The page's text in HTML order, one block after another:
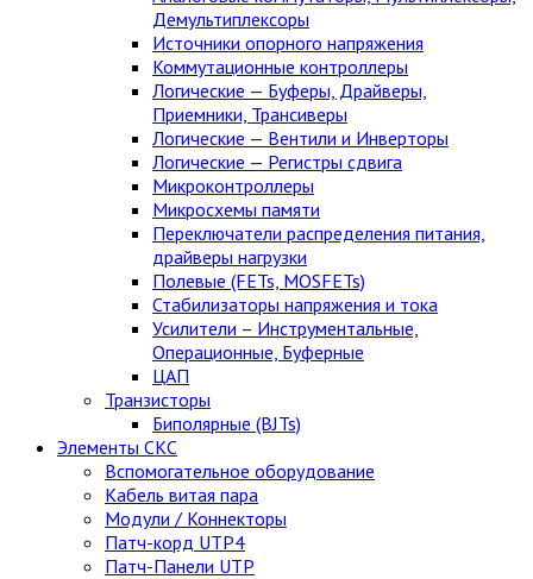
Демультиплексоры
Источники опорного напряжения
Коммутационные контроллеры
Логические — Буферы, Драйверы,
Приемники, Трансиверы
Логические — Вентили и Инверторы
Логические — Регистры сдвига
Микроконтроллеры
Микросхемы памяти
Переключатели распределения питания,
драйверы нагрузки
Полевые (FETs, MOSFETs)
Стабилизаторы напряжения и тока
Усилители – Инструментальные,
Операционные, Буферные
ЦАП
Транзисторы
Биполярные (BJTs)
Элементы СКС
Вспомогательное оборудование
Кабель витая пара
Модули / Коннекторы
Патч-корд UTP4
Патч-Панели UTP